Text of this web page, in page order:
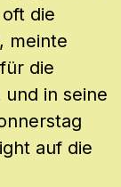
die
meinte
die
in seine
auf die